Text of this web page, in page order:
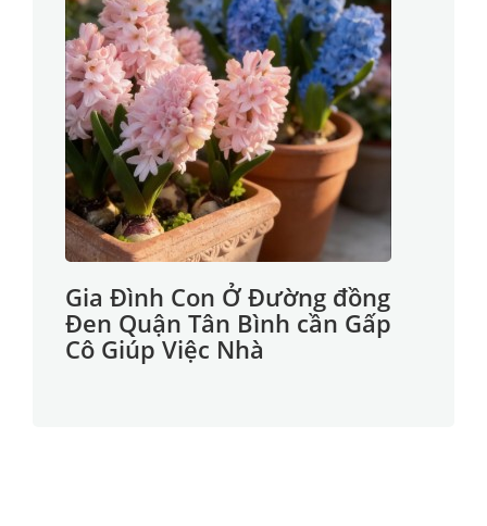
Gia Đình Con Ở Đường đồng
Đen Quận Tân Bình cần Gấp
Cô Giúp Việc Nhà